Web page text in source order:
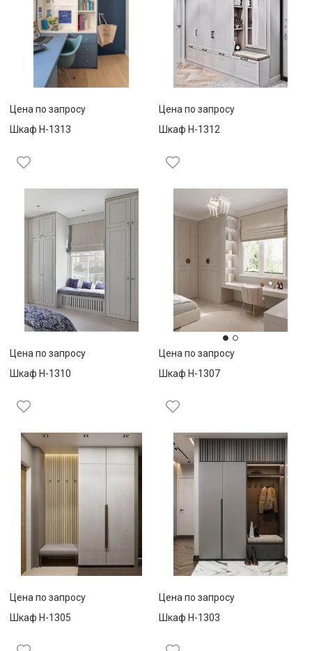
Цена по запросу
Шкаф Н-1313
Цена по запросу
Шкаф Н-1312
Цена по запросу
Шкаф Н-1310
Цена по запросу
Шкаф Н-1307
Цена по запросу
Шкаф Н-1305
Цена по запросу
Шкаф Н-1303